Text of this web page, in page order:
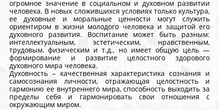
огромное значение в социальном и духовном развитии
человека. В новых сложившихся условиях только культура,
ее духовные и моральные ценности могут служить
ориентиром в жизни молодого человека и защитой его
духовного развития. Воспитание может быть разным:
интеллектуальным, эстетическим, нравственным,
трудовым, физическим и т.д., но имеет общую цель —
формирование и развитие целостного здорового
духовного мира человека.
Духовность – качественная характеристика сознания и
самосознания личности, отражающая целостность и
гармонию ее внутреннего мира, способность выходить за
пределы себя и гармонировать свои отношения с
окружающим миром.